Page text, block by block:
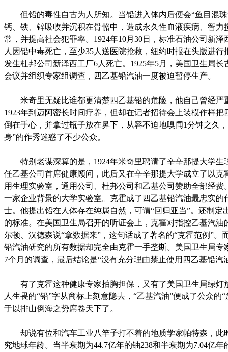
但铅的毒性自古为人所知。当铅进入体内后便会“鱼目混珠
钙、铁、锌吸收并沉积在骨骼中，造成永久性血液疾病、智力
常，并提高社会犯罪率。1924年10月30日，标准石油公司新泽
人因铅中毒死亡，至少35人送医院抢救，纽约时报在头版进行
发生杜邦公司新泽西工厂6人死亡。1925年5月，美国卫生局长
会议并组织专家组调查，四乙基铅汽油一度被迫暂停生产。
米奇里无疑比谁都更清楚四乙基铅的危险，他自己曾经严
1923年到迈阿密长时间疗养，但却在记者招待会上装模作样把
倒在手心，并拿过瓶子放在鼻下，从容不迫地嗅闻1分钟之久
身”的作秀迷惑了不少公众。
特别老谋深算的是，1924年米奇里聘请了辛辛那提大学生
任乙基公司首席健康顾问，此后又在辛辛那提大学成立了以克
用生理实验室，通用公司、杜邦公司和乙基公司赞助全部经费
一家企业背景的大学实验室。克霍成了四乙基铅汽油最忠实的
士。他提出铅在人体存在纯属自然，可谓“回归亚当”。还制定
的标准。在美国卫生局召开的听证会上，克霍对指控乙基汽油
尔顿、汉德森说“拿数据来”，这句话成了著名的“克霍范例”。
铅汽油研究的所有数据却完全由克霍一手垄断。美国卫生局专
7个月的调查，最后结论是“没有充分理由禁止使用四乙基铅汽
有了克霍这种健康专家拍胸担保，又有了美国卫生局绿灯
人生畏的“铅”字从商标上刻意隐去，“乙基汽油”便成了公众的
于以排山倒海之势席卷天下了。
却说有位和汽车工业八竿子打不着的地质学家帕特森，此
究地球年龄。当半衰期为44.7亿年的铀238和半衰期为7.04亿年